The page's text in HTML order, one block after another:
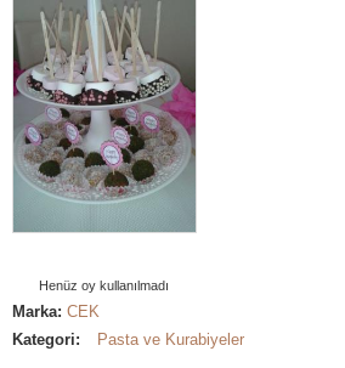
Henüz oy kullanılmadı
Marka: CEK
Kategori:
Pasta ve Kurabiyeler